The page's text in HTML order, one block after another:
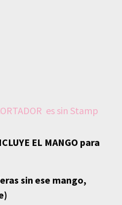
es sin Stamp
EL MANGO para
sin ese mango,